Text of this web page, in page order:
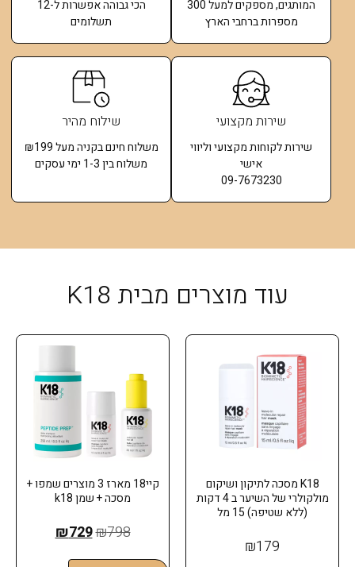
המותגים, מספקים למעל 300
מספרות ברחבי הארץ
הכי גבוהה אפשרות ל-12
תשלומים​
שירות מקצועי
שירות לקוחות מקצועי וליווי
אישי
09-7673230
שילוח מהיר
משלוח חינם בקניה מעל ₪199
משלוח בין 1-3 ימי עסקים
עוד מוצרים מבית K18
K18 מסכה לתיקון ושיקום
מולקולרי של השיער ב 4 דקות
(ללא שטיפה) 15 מל
₪179
קיי18 מארז 3 מוצרים שמפו +
מסכה + שמן k18
₪798
₪729